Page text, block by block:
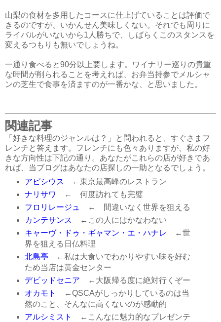
山梨の食材を多用したコースに仕上げていることは評価で
きるのですが、いかんせん美味しくない。それでも周りに
ライバルがいないから1人勝ちで、しばらくこのスタンスを
変えるつもりも無いでしょうね。
一通り食べると90分以上要します。ワイナリー巡りの貴重
な時間が削られることを考えれば、お弁当持参でメルシャ
ンの芝生で食事を済ますのが一番かな、と思いました。
関連記事
「好きな料理のジャンルは？」と問われると、すぐさまフ
レンチと答えます。フレンチにも色々ありますが、私の好
きな方向性は下記の通り。あなたがこれらの店が好きであ
れば、当ブログはあなたの店探しの一助となるでしょう。
アピシウス ←東京最高峰のレストラン
ナリサワ ← 何度訪れても完璧
フロリレージュ
← 間違いなく世界を狙える
カンテサンス ←この人にはかなわない
キャーヴ・ドゥ・ギャマン・エ・ハナレ ←世
界を狙える日仏料理
北島亭 ←私は大食いでわかりやすい味を好む
ため当店は黄金センター
デビッドセニア ←大阪帰る度に絶対行くぞー
オカモト
←QSCAがしっかりしているのは当
然のこと、そんなに高くないのが感動的
アルシミスト
←こんなに魅力的なプレゼンテ